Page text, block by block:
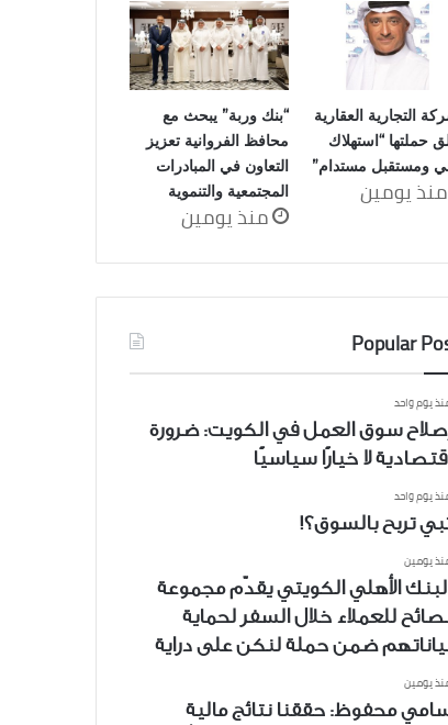
التجارية العقارية
حملتها “استهلاك
ومستقبل مستدام”
منذ يومين
“بنك وربة” يبحث مع
محافظ الفروانية تعزيز
التعاون في المبادرات
المجتمعية والتنموية
منذ يومين
Popular
يوم واحد
سوق العمل في الكويت: ضرورة
لا خيارًا سياسيًا
يوم واحد
تربح بالسوق؟!
يومين
الأهلي الكويتي يقدّم مجموعة
للعملاء خلال السفر لحماية
ضمن حملة لنكن على دراية
يومين
محفوظ: حققنا نتائج مالية